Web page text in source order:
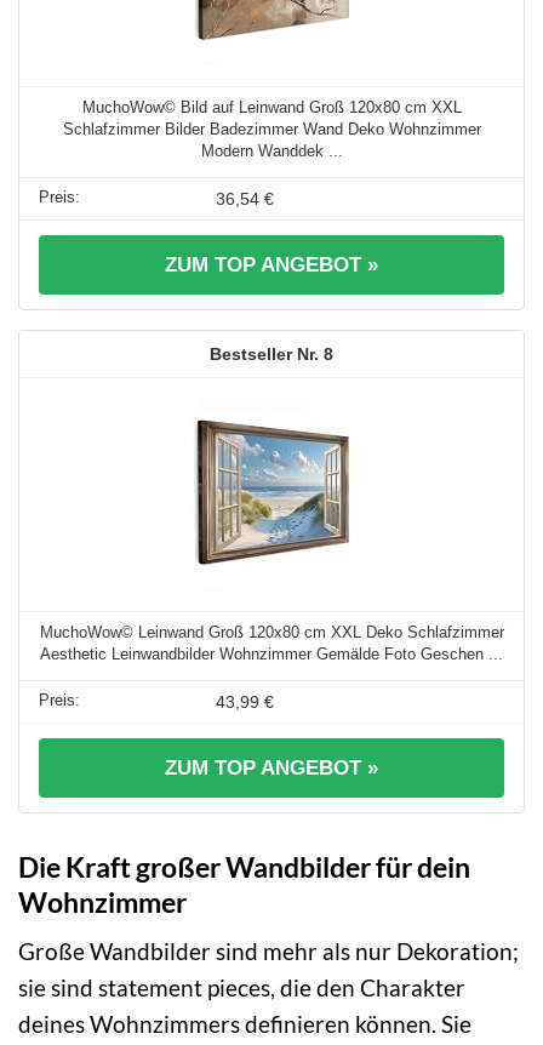
MuchoWow© Bild auf Leinwand Groß 120x80 cm XXL
Schlafzimmer Bilder Badezimmer Wand Deko Wohnzimmer
Modern Wanddek ...
36,54 €
ZUM TOP ANGEBOT »
8
MuchoWow© Leinwand Groß 120x80 cm XXL Deko Schlafzimmer
Aesthetic Leinwandbilder Wohnzimmer Gemälde Foto Geschen ...
43,99 €
ZUM TOP ANGEBOT »
Die Kraft großer Wandbilder für dein
Wohnzimmer
Große Wandbilder sind mehr als nur Dekoration;
sie sind statement pieces, die den Charakter
deines Wohnzimmers definieren können. Sie